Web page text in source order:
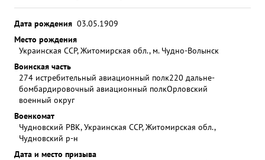
Дата рождения 03.05.1909
Место рождения
Украинская ССР, Житомирская обл., м. Чудно-Волынск
Воинская часть
274 истребительный авиационный полк220 дальне-
бомбардировочный авиационный полкОрловский
военный округ
Военкомат
Чудновский РВК, Украинская ССР, Житомирская обл.,
Чудновский р-н
Дата и место призыва